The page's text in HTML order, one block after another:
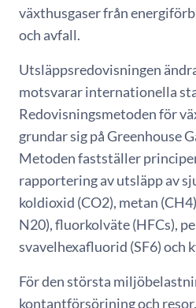
växthusgaser från
och avfall.
Utsläppsredovisningen
motsvarar internationella
Redovisningsmetoden för
grundar sig på Greenhouse
Metoden fastställer
rapportering av utsläpp av
koldioxid (CO2), metan
N20), fluorkolväte (HFCs),
svavelhexafluorid (SF6) och
För den största
kontantförsörjning och